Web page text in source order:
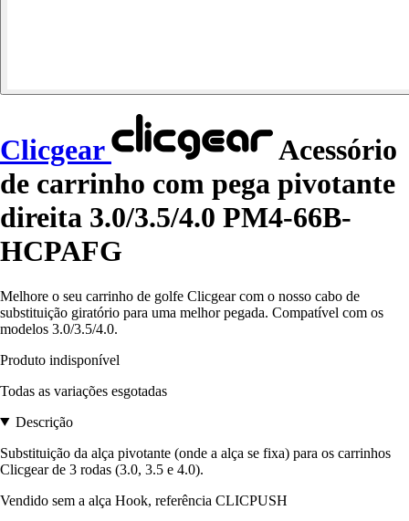
Clicgear
Acessório
de carrinho com pega pivotante
direita 3.0/3.5/4.0 PM4-66B-
HCPAFG
Melhore o seu carrinho de golfe Clicgear com o nosso cabo de
substituição giratório para uma melhor pegada. Compatível com os
modelos 3.0/3.5/4.0.
Produto indisponível
Todas as variações esgotadas
Descrição
Substituição da alça pivotante (onde a alça se fixa) para os carrinhos
Clicgear de 3 rodas (3.0, 3.5 e 4.0).
Vendido sem a alça Hook, referência CLICPUSH